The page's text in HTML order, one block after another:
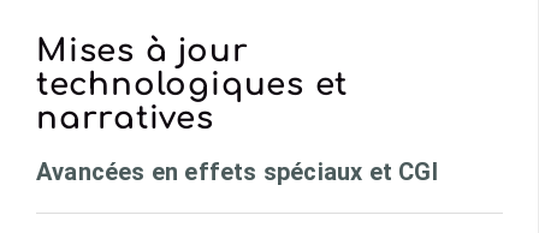
Mises à jour
technologiques et
narratives
Avancées en effets spéciaux et CGI